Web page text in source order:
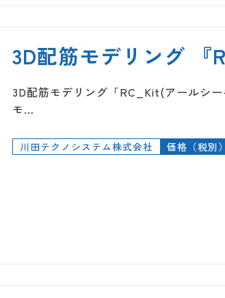
3D配筋モデリング 『
3D配筋モデリング「RC_Kit(アールシ
モ…
川田テクノシステム株式会社 価格（税別